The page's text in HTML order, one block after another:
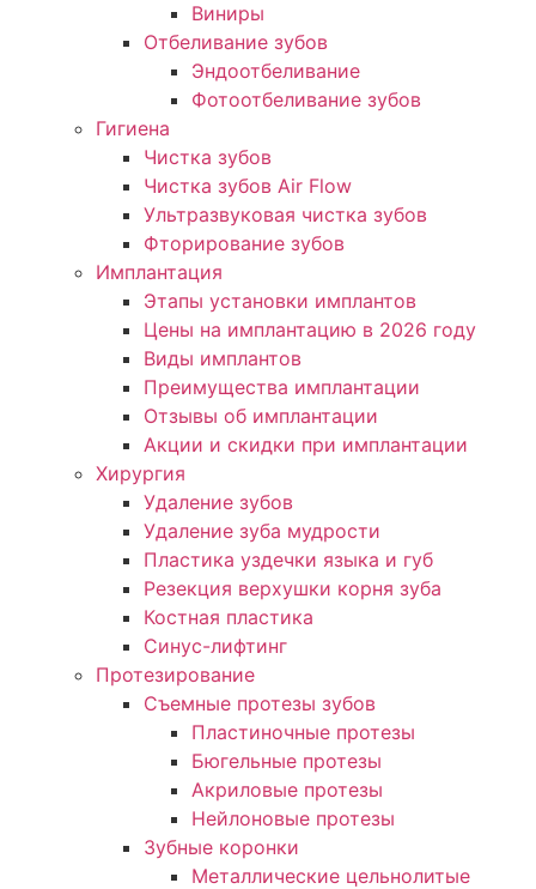
Виниры
Отбеливание зубов
Эндоотбеливание
Фотоотбеливание зубов
Гигиена
Чистка зубов
Чистка зубов Air Flow
Ультразвуковая чистка зубов
Фторирование зубов
Имплантация
Этапы установки имплантов
Цены на имплантацию в 2026 году
Виды имплантов
Преимущества имплантации
Отзывы об имплантации
Акции и скидки при имплантации
Хирургия
Удаление зубов
Удаление зуба мудрости
Пластика уздечки языка и губ
Резекция верхушки корня зуба
Костная пластика
Синус-лифтинг
Протезирование
Съемные протезы зубов
Пластиночные протезы
Бюгельные протезы
Акриловые протезы
Нейлоновые протезы
Зубные коронки
Металлические цельнолитые